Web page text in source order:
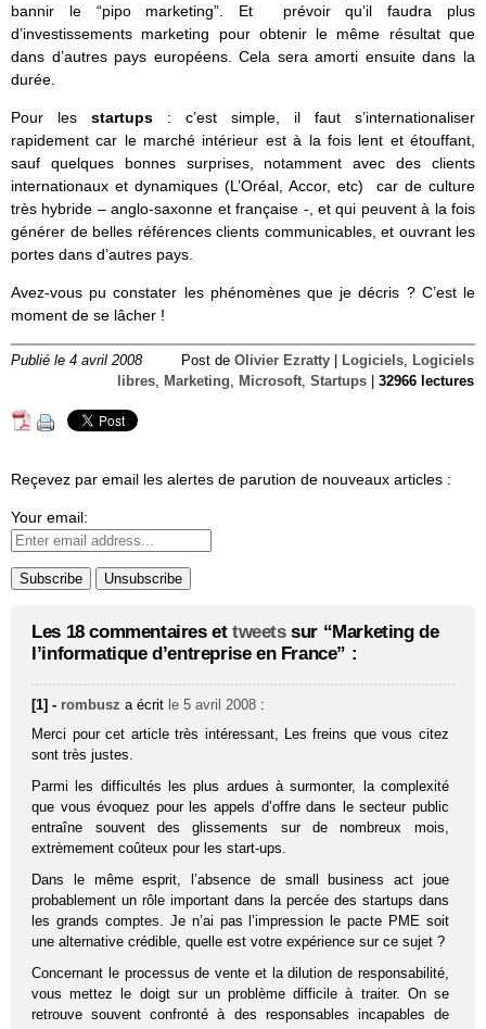
bannir le “pipo marketing”. Et prévoir qu’il faudra plus
d’investissements marketing pour obtenir le même résultat que
dans d’autres pays européens. Cela sera amorti ensuite dans la
durée.
Pour les startups : c’est simple, il faut s’internationaliser
rapidement car le marché intérieur est à la fois lent et étouffant,
sauf quelques bonnes surprises, notamment avec des clients
internationaux et dynamiques (L’Oréal, Accor, etc) car de culture
très hybride – anglo-saxonne et française -, et qui peuvent à la fois
générer de belles références clients communicables, et ouvrant les
portes dans d’autres pays.
Avez-vous pu constater les phénomènes que je décris ? C’est le
moment de se lâcher !
Publié le 4 avril 2008 Post de Olivier Ezratty Logiciels, Logiciels
libres, Marketing, Microsoft, Startups 32966 lectures
Reçevez par email les alertes de parution de nouveaux articles :
Your email:
Les 18 commentaires et tweetssur “Marketing de
l’informatique d’entreprise en France” :
[1] - rombusz a écrit le 5 avril 2008 :
Merci pour cet article très intéressant, Les freins que vous citez
sont très justes.
Parmi les difficultés les plus ardues à surmonter, la complexité
que vous évoquez pour les appels d’offre dans le secteur public
entraîne souvent des glissements sur de nombreux mois,
extrèmement coûteux pour les start-ups.
Dans le même esprit, l’absence de small business act joue
probablement un rôle important dans la percée des startups dans
les grands comptes. Je n’ai pas l’impression le pacte PME soit
une alternative crédible, quelle est votre expérience sur ce sujet ?
Concernant le processus de vente et la dilution de responsabilité,
vous mettez le doigt sur un problème difficile à traiter. On se
retrouve souvent confronté à des responsables incapables de